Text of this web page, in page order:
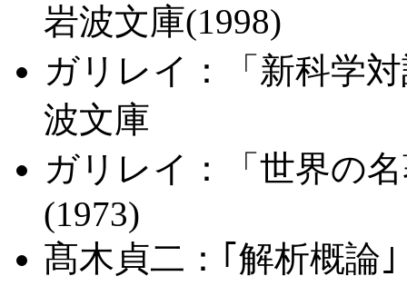
岩波文庫(1998)
ガリレイ：「新科学
波文庫
ガリレイ：「世界の
(1973)
髙木貞二：｢解析概論